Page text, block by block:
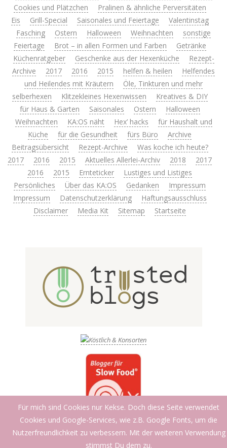
Cookies und Plätzchen
Pralinen & ähnliche Perversitäten
Eis
Grill-Special Saisonales und Feiertage
Valentinstag
Fasching
Ostern Halloween Weihnachten
sonstige
Feiertage
Brot – in allen Formen und Farben
Getränke
Küchenratgeber
Geschenke aus der Hexenküche
Rezept-
Archive
2017 2016 2015 helfen & heilen
Helfendes
und Heilendes mit Kräutern
Öle, Tinkturen und mehr
selberhexen
Klitzekleines Hexenwissen
Kreatives & DIY
für Haus & Garten
Saisonales Ostern
Halloween
Weihnachten
KA:OS näht Hex’ hacks
für Haushalt und
Küche
für die Gesundheit fürs Büro
Archive
Beitragsübersicht
Rezept-Archive
Was koche ich heute?
2017
2016 2015 Aktuelles Allerlei-Archiv 2018
2017
2016
2015 Ernteticker
Lustiges und Listiges
Persönliches
Über das KA:OS Gedanken
Impressum
Impressum
Datenschutzerklärung
Haftungsausschluss
Disclaimer
Media Kit Sitemap Startseite
Für mich sind Cookies nur Kekse. Doch diese Seite verwendet
Cookies und Google-Services, wie z.B. Google Fonts, um die
Nutzerfreundlichkeit zu verbessern. Mit der weiteren Verwendung
stimmst Du dem zu.